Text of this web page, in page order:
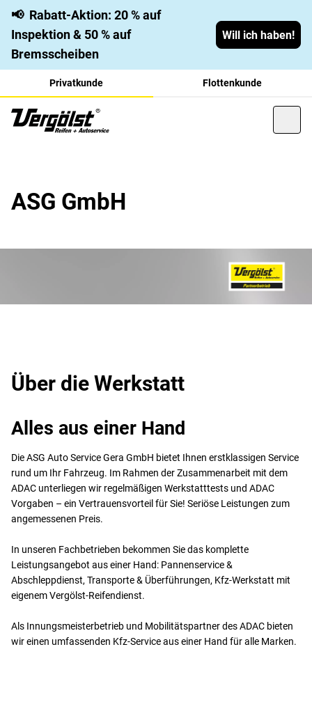
📢 Rabatt-Aktion: 20 % auf
Inspektion & 50 % auf
Bremsscheiben
Will ich haben!
Privatkunde Flottenkunde
ASG GmbH
Über die Werkstatt
Alles aus einer Hand
Die ASG Auto Service Gera GmbH bietet Ihnen erstklassigen Service
rund um Ihr Fahrzeug. Im Rahmen der Zusammenarbeit mit dem
ADAC unterliegen wir regelmäßigen Werkstatttests und ADAC
Vorgaben – ein Vertrauensvorteil für Sie! Seriöse Leistungen zum
angemessenen Preis.
In unseren Fachbetrieben bekommen Sie das komplette
Leistungsangebot aus einer Hand: Pannenservice &
Abschleppdienst, Transporte & Überführungen, Kfz-Werkstatt mit
eigenem Vergölst-Reifendienst.
Als Innungsmeisterbetrieb und Mobilitätspartner des ADAC bieten
wir einen umfassenden Kfz-Service aus einer Hand für alle Marken.